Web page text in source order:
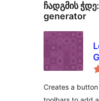
ჩადგმის ჭდე:
generator
Creates a